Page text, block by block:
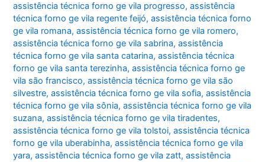
assistência técnica forno ge vila progresso,assistência
técnica forno ge vila regente feijó,assistência técnica forno
ge vila romana,assistência técnica forno ge vila romero,
assistência técnica forno ge vila sabrina,assistência
técnica forno ge vila santa catarina,assistência técnica
forno ge vila santa terezinha,assistência técnica forno ge
vila são francisco,assistência técnica forno ge vila são
silvestre,assistência técnica forno ge vila sofia,assistência
técnica forno ge vila sônia,assistência técnica forno ge vila
suzana,assistência técnica forno ge vila tiradentes,
assistência técnica forno ge vila tolstoi,assistência técnica
forno ge vila uberabinha,assistência técnica forno ge vila
yara,assistência técnica forno ge vila zatt,assistência